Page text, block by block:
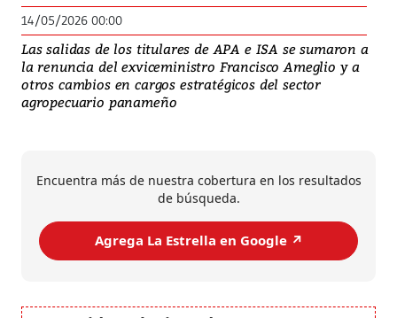
14/05/2026 00:00
Las salidas de los titulares de APA e ISA se sumaron a
la renuncia del exviceministro Francisco Ameglio y a
otros cambios en cargos estratégicos del sector
agropecuario panameño
Encuentra más de nuestra cobertura en los resultados
de búsqueda.
Agrega La Estrella en Google ↗️